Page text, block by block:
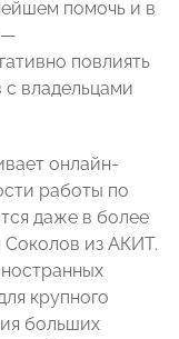
помочь и в
—
повлиять
владельцами
онлайн-
работы по
даже в более
Соколов из АКИТ.
крупного
больших